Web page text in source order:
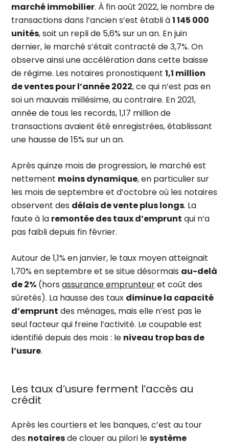
marché immobilier. À fin août 2022, le nombre de
transactions dans l’ancien s’est établi à1 145 000
unités, soit un repli de 5,6% sur un an. En juin
dernier, le marché s’était contracté de 3,7%. On
observe ainsi une accélération dans cette baisse
de régime. Les notaires pronostiquent 1,1 million
de ventes pour l’année 2022, ce qui n’est pas en
soi un mauvais millésime, au contraire. En 2021,
année de tous les records, 1,17 million de
transactions avaient été enregistrées, établissant
une hausse de 15% sur un an.
Après quinze mois de progression, le marché est
nettement moins dynamique, en particulier sur
les mois de septembre et d’octobre où les notaires
observent des délais de vente plus longs. La
faute à la remontée des taux d’emprunt qui n’a
pas faibli depuis fin février.
Autour de 1,1% en janvier, le taux moyen atteignait
1,70% en septembre et se situe désormais au-delà
de 2% (horsassurance emprunteuret coût des
sûretés). La hausse des taux diminue la capacité
d’emprunt des ménages, mais elle n’est pas le
seul facteur qui freine l’activité. Le coupable est
identifié depuis des mois : le niveau trop bas de
l’usure.
Les taux d’usure ferment l’accès au
crédit
Après les courtiers et les banques, c’est au tour
des notairesde clouer au pilori lesystème